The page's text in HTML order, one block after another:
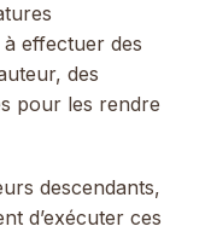
effectuer des
des
pour les rendre
descendants,
d’exécuter ces